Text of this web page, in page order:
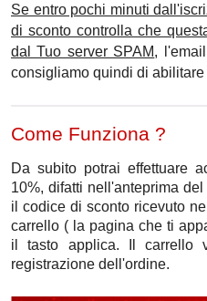
Se entro pochi minuti
di sconto controlla che
dal Tuo server SPAM,
consigliamo quindi di
Come Funziona ?
Da subito potrai effettuare
10%, difatti nell'anteprima
il codice di sconto ricevuto
carrello ( la pagina che ti
il tasto applica. Il carrello
registrazione dell'ordine.